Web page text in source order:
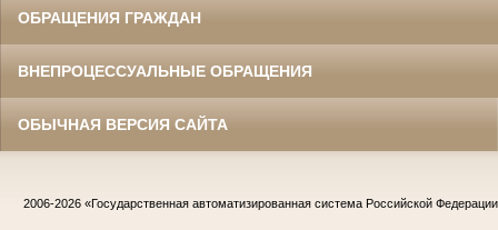
ОБРАЩЕНИЯ ГРАЖДАН
ВНЕПРОЦЕССУАЛЬНЫЕ ОБРАЩЕНИЯ
ОБЫЧНАЯ ВЕРСИЯ САЙТА
2006-2026 «Государственная автоматизированная система Российской